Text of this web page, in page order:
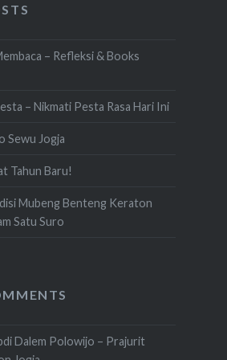
– Refleksi & Books
– Nikmati Pesta Rasa Hari Ini
Sewu Jogja
Tahun Baru!
Mubeng Benteng Keraton
Satu Suro
Dalem Polowijo – Prajurit